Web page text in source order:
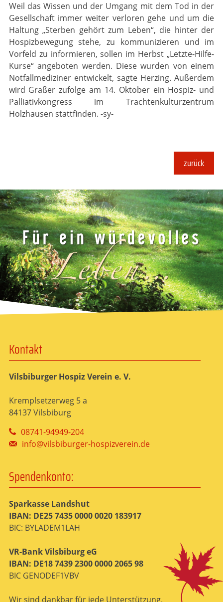
Weil das Wissen und der Umgang mit dem Tod in der
Gesellschaft immer weiter verloren gehe und um die
Haltung „Sterben gehört zum Leben“, die hinter der
Hospizbewegung stehe, zu kommunizieren und im
Vorfeld zu informieren, sollen im Herbst „Letzte-Hilfe-
Kurse“ angeboten werden. Diese wurden von einem
Notfallmediziner entwickelt, sagte Herzing. Außerdem
wird Graßer zufolge am 14. Oktober ein Hospiz- und
Palliativkongress im Trachtenkulturzentrum
Holzhausen stattfinden. -sy-
zurück
Kontakt
Vilsbiburger Hospiz Verein e. V.
Kremplsetzerweg 5 a
84137 Vilsbiburg
08741-94949-204
info@vilsbiburger-hospizverein.de
Spendenkonto:
Sparkasse Landshut
IBAN: DE25 7435 0000 0020 183917
BIC: BYLADEM1LAH
VR-Bank Vilsbiburg eG
IBAN: DE18 7439 2300 0000 2065 98
BIC GENODEF1VBV
Wir sind dankbar für jede Unterstützung.